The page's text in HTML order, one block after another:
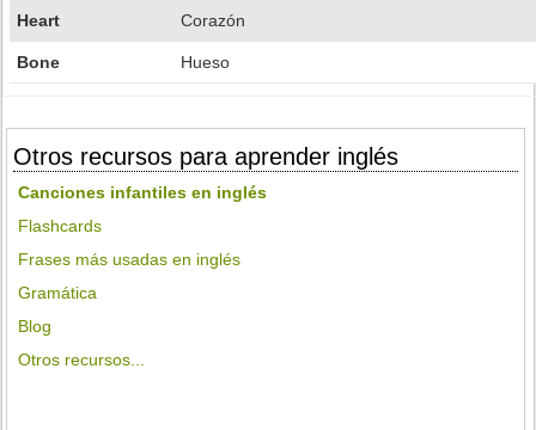
Heart Corazón
Bone Hueso
Otros recursos para aprender inglés
Canciones infantiles en inglés
Flashcards
Frases más usadas en inglés
Gramática
Blog
Otros recursos...